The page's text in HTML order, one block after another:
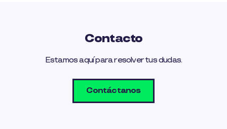
Contacto
Estamos aquí para resolver tus dudas.
Contáctanos